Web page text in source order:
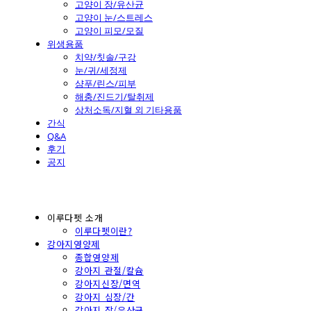
고양이 장/유산균
고양이 눈/스트레스
고양이 피모/모질
위생용품
치약/칫솔/구강
눈/귀/세정제
샴푸/린스/피부
해충/진드기/탈취제
상처소독/지혈 외 기타용품
간식
Q&A
후기
공지
이루다펫 소개
이루다펫이란?
강아지영양제
종합영양제
강아지 관절/칼슘
강아지신장/면역
강아지 심장/간